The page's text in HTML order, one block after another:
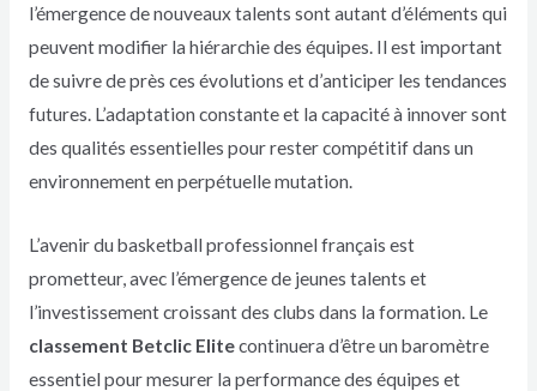
l’émergence de nouveaux talents sont autant d’éléments qui
peuvent modifier la hiérarchie des équipes. Il est important
de suivre de près ces évolutions et d’anticiper les tendances
futures. L’adaptation constante et la capacité à innover sont
des qualités essentielles pour rester compétitif dans un
environnement en perpétuelle mutation.
L’avenir du basketball professionnel français est
prometteur, avec l’émergence de jeunes talents et
l’investissement croissant des clubs dans la formation. Le
classement Betclic Elitecontinuera d’être un baromètre
essentiel pour mesurer la performance des équipes et